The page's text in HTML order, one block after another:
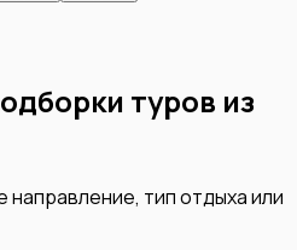
туров из
тип отдыха или